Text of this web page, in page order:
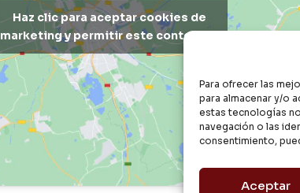
Para ofrecer las
para almacenar y/o
estas tecnologías
navegación o las
consentimiento,
Aceptar
Haz clic para aceptar cookies de
marketing y permitir este contenido